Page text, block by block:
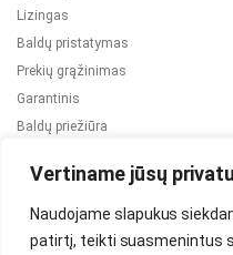
Vertiname jūsų
Naudojame slapukus
patirtį, teikti suasmenintus
Lizingas
Baldų pristatymas
Prekių grąžinimas
Garantinis
Baldų priežiūra